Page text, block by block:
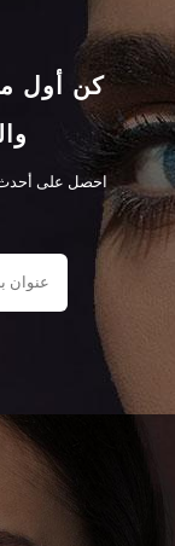
كن أول
احصل على أحدث